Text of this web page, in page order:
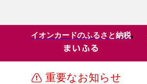
イオンカードのふるさと納税
重要なお知らせ